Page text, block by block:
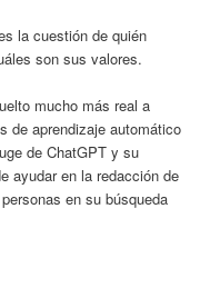
la cuestión de quién
son sus valores.
mucho más real a
de aprendizaje automático
de ChatGPT y su
ayudar en la redacción de
en su búsqueda